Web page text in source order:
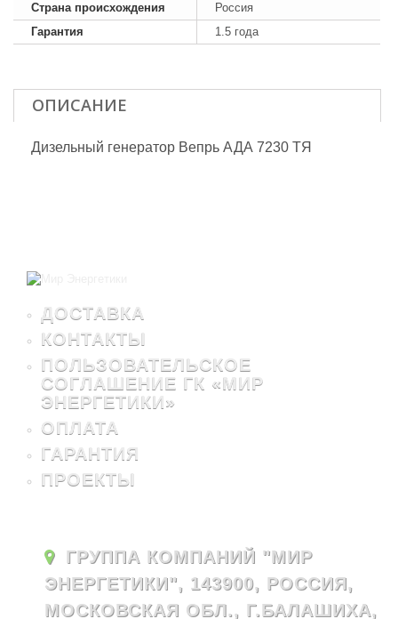
Страна происхождения
Россия
Гарантия
1.5 года
ОПИСАНИЕ
Дизельный генератор Вепрь АДА 7230 ТЯ
ДОСТАВКА
КОНТАКТЫ
ПОЛЬЗОВАТЕЛЬСКОЕ
СОГЛАШЕНИЕ ГК «МИР
ЭНЕРГЕТИКИ»
ОПЛАТА
ГАРАНТИЯ
ПРОЕКТЫ
ГРУППА КОМПАНИЙ "МИР
ЭНЕРГЕТИКИ", 143900, РОССИЯ,
МОСКОВСКАЯ ОБЛ., Г.БАЛАШИХА,